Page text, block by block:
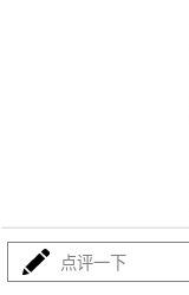
点评一下